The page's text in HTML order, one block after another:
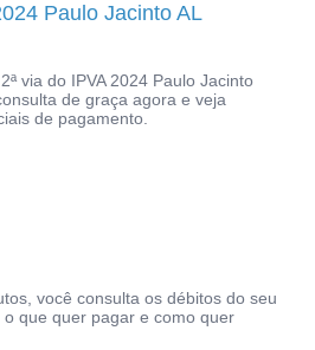
Paulo Jacinto AL
via do IPVA 2024 Paulo Jacinto
de graça agora e veja
de pagamento.
você consulta os débitos do seu
que quer pagar e como quer